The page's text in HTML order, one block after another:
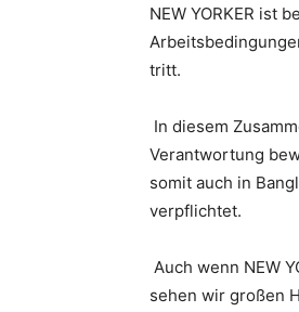
NEW YORKER ist
tritt.
In diesem
Verantwortung
somit auch in
verpflichtet.
Auch wenn NEW
sehen wir großen